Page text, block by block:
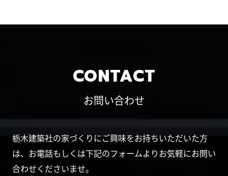
CONTACT
お問い合わせ
栃木建築社の家づくりにご興味をお持ちいただいた方
は、お電話もしくは下記のフォームよりお気軽にお問い
合わせくださいませ。